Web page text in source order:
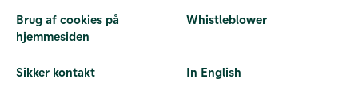
Brug af cookies på
hjemmesiden
Whistleblower
Sikker kontakt In English